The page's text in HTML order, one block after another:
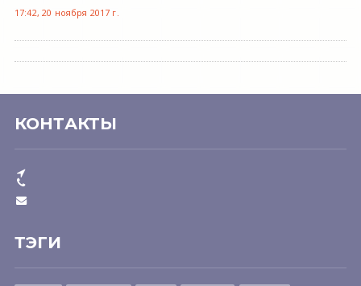
17:42, 20 ноября 2017 г.
КОНТАКТЫ
ТЭГИ